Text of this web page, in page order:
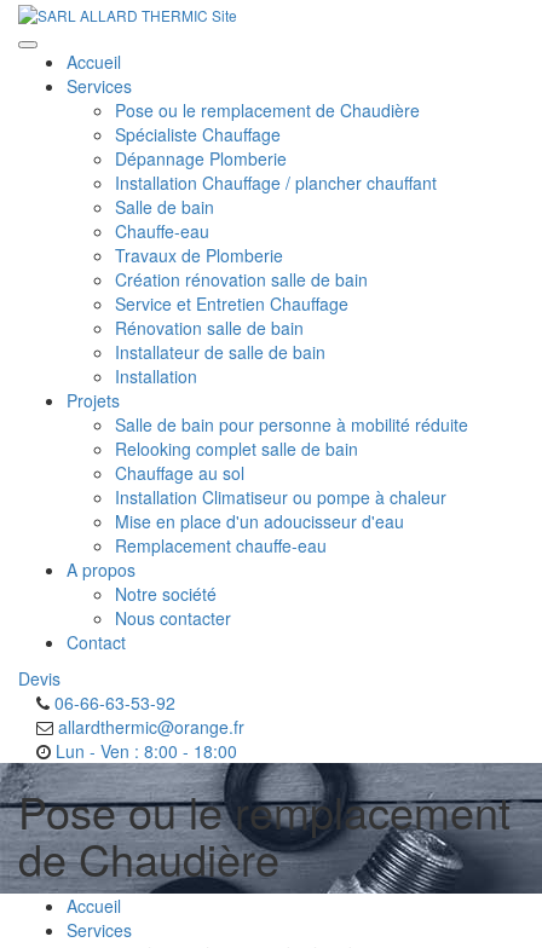
Accueil
Services
Pose ou le remplacement de Chaudière
Spécialiste Chauffage
Dépannage Plomberie
Installation Chauffage / plancher chauffant
Salle de bain
Chauffe-eau
Travaux de Plomberie
Création rénovation salle de bain
Service et Entretien Chauffage
Rénovation salle de bain
Installateur de salle de bain
Installation
Projets
Salle de bain pour personne à mobilité réduite
Relooking complet salle de bain
Chauffage au sol
Installation Climatiseur ou pompe à chaleur
Mise en place d'un adoucisseur d'eau
Remplacement chauffe-eau
A propos
Notre société
Nous contacter
Contact
Devis
06-66-63-53-92
allardthermic@orange.fr
Lun - Ven : 8:00 - 18:00
Pose ou le remplacement
de Chaudière
Accueil
Services